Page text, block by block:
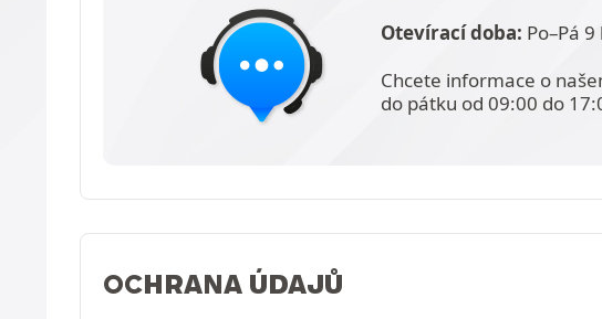
Otevírací doba: Po–Pá
Chcete informace o
do pátku od 09:00 do
OCHRANA ÚDAJŮ